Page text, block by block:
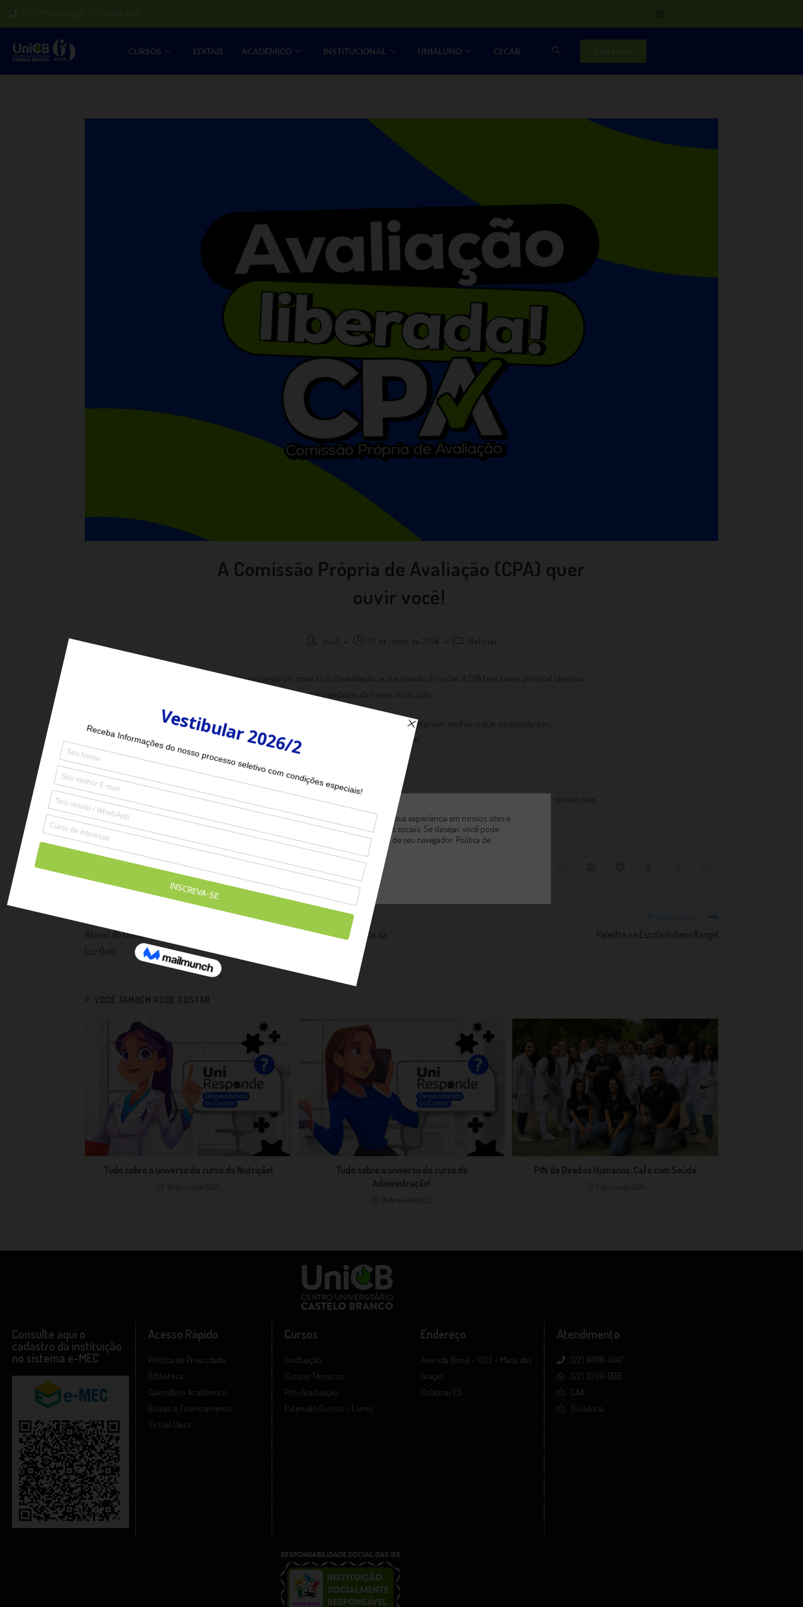
(27) 2102-6000 (27) 98118-4047
CURSOS EDITAIS ACADÊMICO INSTITUCIONAL UNIALUNO CECAB Seja Aluno
A Comissão Própria de Avaliação (CPA) quer
ouvir você!
cnu2 10 de junho de 2024 Notícias
Estamos iniciando um novo ciclo de avaliação, e sua opinião é crucial. A CPA tem como principal objetivo
identificar as fragilidades e potencialidades da nossa instituição.
Neste semestre, estamos iniciando uma avaliação para entender melhor o que os estudantes,
professores e todos os colaboradores esperam e precisam.
A sua participação ativa é fundamental!
Quando você receber o link da pesquisa, tire um tempinho para responder com atenção! Cada opinião que
recebermos será analisada pela CPA e nos ajudará a decidir o que fazer em nossa instituição.
PLEASE SHARE THIS
Alunas do UniCB Realizam Palestra Sobre Alimentação Saudável na EMEF Maria da
Luz Gotti
Próximo post
Palestra na Escola Rubens Rangel
VOCÊ TAMBÉM PODE GOSTAR
Tudo sobre o universo do curso de Nutrição!
28 de maio de 2023
Tudo sobre o universo do curso de
Administração!
28 de maio de 2023
PIN de Direitos Humanos: Café com Saúde
2 de maio de 2024
Consulte aqui o
cadastro da instituição
no sistema e-MEC
Acesso Rápido
Política de Privacidade
Biblioteca
Calendário Acadêmico
Bolsas e Financiamento
Virtual Class
Cursos
Graduação
Cursos Técnicos
Pós-Graduação
Extensão Cursos - Livres
Endereço
Avenida Brasil – 1303 – Maria das
Graças
Colatina/ES
Atendimento
(27) 98118-4047
(27) 3399-5555
CAA
Ouvidoria
Utilizamos cookies para melhorar sua experiência em nossos sites e
fornecer funcionalidade de redes sociais. Se desejar, você pode
desabilitá-los nas configurações de seu navegador. Política de
Privacidade
Aceitar Todos